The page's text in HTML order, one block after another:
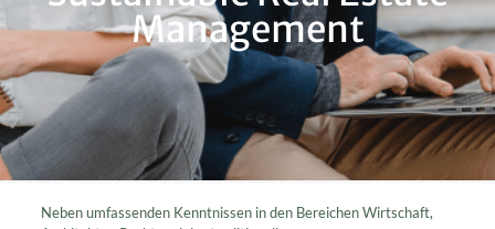
Management
Neben umfassenden Kenntnissen in den Bereichen Wirtschaft,